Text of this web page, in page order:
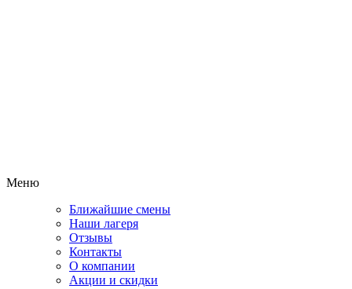
Меню
Ближайшие смены
Наши лагеря
Отзывы
Контакты
О компании
Акции и скидки